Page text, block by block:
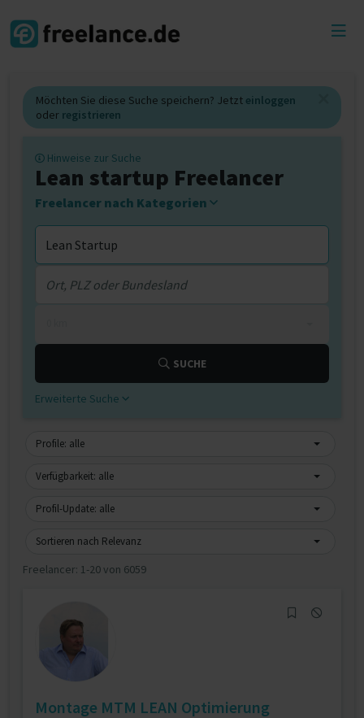
Möchten Sie diese Suche speichern? Jetzt einloggen
oder registrieren
Hinweise zur Suche
Lean startup Freelancer
Freelancer nach Kategorien
SUCHE
Erweiterte Suche
Profile: alle
Verfügbarkeit: alle
Profil-Update: alle
Sortieren nach Relevanz
Freelancer: 1-20 von 6059
Montage MTM LEAN Optimierung